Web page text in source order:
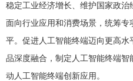
稳定工业经济增长、维护国家政治
面向行业应用和消费场景，统筹
平。促进人工智能终端迈向更高
品深度融合，制定人工智能终端
动人工智能终端创新应用。